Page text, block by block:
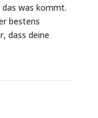
was kommt.
bestens
dass deine